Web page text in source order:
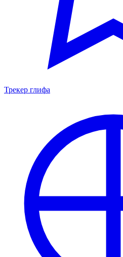
Трекер глифа